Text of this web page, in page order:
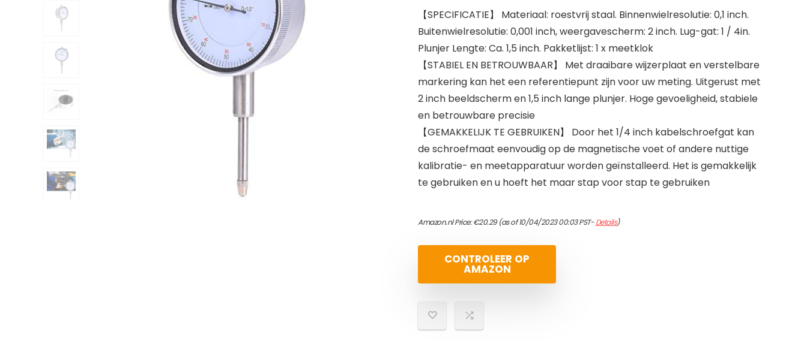
【SPECIFICATIE】 Materiaal: roestvrij staal. Binnenwielresolutie: 0,1 inch.
Buitenwielresolutie: 0,001 inch, weergavescherm: 2 inch. Lug-gat: 1 / 4in.
Plunjer Lengte: Ca. 1,5 inch. Pakketlijst: 1 x meetklok
【STABIEL EN BETROUWBAAR】 Met draaibare wijzerplaat en verstelbare
markering kan het een referentiepunt zijn voor uw meting. Uitgerust met
2 inch beeldscherm en 1,5 inch lange plunjer. Hoge gevoeligheid, stabiele
en betrouwbare precisie
【GEMAKKELIJK TE GEBRUIKEN】 Door het 1/4 inch kabelschroefgat kan
de schroefmaat eenvoudig op de magnetische voet of andere nuttige
kalibratie- en meetapparatuur worden geïnstalleerd. Het is gemakkelijk
te gebruiken en u hoeft het maar stap voor stap te gebruiken
Amazon.nl Price:€20.29(as of 10/04/2023 00:03 PST-Details)
CONTROLEER OP
AMAZON